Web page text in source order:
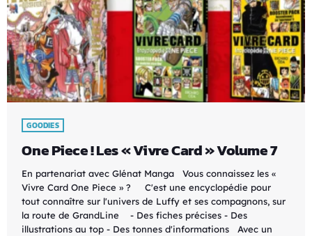
GOODIES
One Piece ! Les « Vivre Card » Volume 7
En partenariat avec Glénat Manga Vous connaissez les «
Vivre Card One Piece » ? C'est une encyclopédie pour
tout connaître sur l'univers de Luffy et ses compagnons, sur
la route de GrandLine - Des fiches précises - Des
illustrations au top - Des tonnes d'informations Avec un